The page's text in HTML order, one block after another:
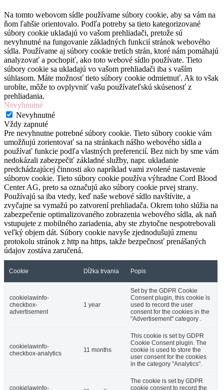
Na tomto webovom sídle používame súbory cookie, aby sa vám na
ňom ľahšie orientovalo. Podľa potreby sa tieto kategorizované
súbory cookie ukladajú vo vašom prehliadači, pretože sú
nevyhnutné na fungovanie základných funkcií stránok webového
sídla. Používame aj súbory cookie tretích strán, ktoré nám pomáhajú
analyzovať a pochopiť, ako toto webové sídlo používate. Tieto
súbory cookie sa ukladajú vo vašom prehliadači iba s vaším
súhlasom. Máte možnosť tieto súbory cookie odmietnuť. Ak to však
urobíte, môže to ovplyvniť vašu používateľskú skúsenosť z
prehliadania.
Nevyhnutné
Nevyhnutné
Vždy zapnuté
Pre nevyhnutne potrebné súbory cookie. Tieto súbory cookie vám
umožňujú zorientovať sa na stránkach nášho webového sídla a
používať funkcie podľa vlastných preferencií. Bez nich by sme vám
nedokázali zabezpečiť základné služby, napr. ukladanie
predchádzajúcej činnosti ako napríklad vami zvolené nastavenie
súborov cookie. Tieto súbory cookie používa výhradne Cord Blood
Center AG, preto sa označujú ako súbory cookie prvej strany.
Používajú sa iba vtedy, keď naše webové sídlo navštívite, a
zvyčajne sa vymažú po zatvorení prehliadača. Okrem toho slúžia na
zabezpečenie optimalizovaného zobrazenia webového sídla, ak naň
vstupujete z mobilného zariadenia, aby ste zbytočne nespotrebovali
veľký objem dát. Súbory cookie navyše zjednodušujú zmenu
protokolu stránok z http na https, takže bezpečnosť prenášaných
údajov zostáva zaručená.
Cookie Dĺžka trvania Popis
cookielawinfo-
checkbox-
advertisement
1 year
Set by the GDPR Cookie
Consent plugin, this cookie is
used to record the user
consent for the cookies in the
"Advertisement" category .
cookielawinfo-
checkbox-analytics
11 months
This cookie is set by GDPR
Cookie Consent plugin. The
cookie is used to store the
user consent for the cookies
in the category "Analytics".
cookielawinfo-
The cookie is set by GDPR
cookie consent to record the